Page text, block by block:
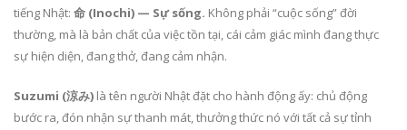
tiếng Nhật: 命 (Inochi) — Sự sống. Không phải “cuộc sống” đời
thường, mà là bản chất của việc tồn tại, cái cảm giác mình đang thực
sự hiện diện, đang thở, đang cảm nhận.
Suzumi (涼み) là tên người Nhật đặt cho hành động ấy: chủ động
bước ra, đón nhận sự thanh mát, thưởng thức nó với tất cả sự tỉnh